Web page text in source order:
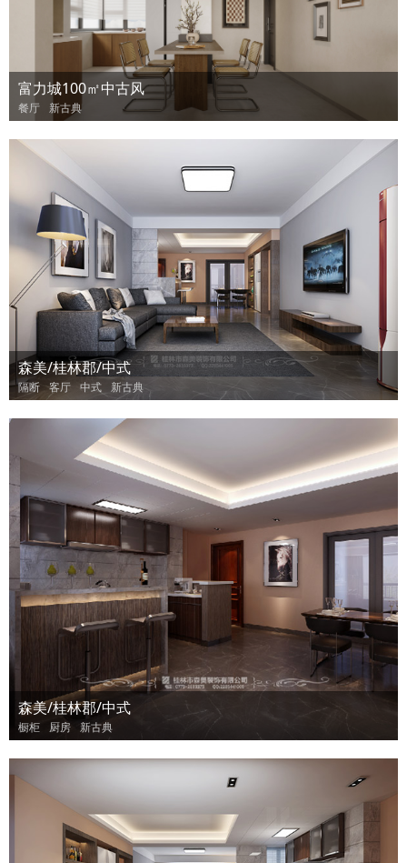
富力城100㎡中古风
餐厅 新古典
森美/桂林郡/中式
隔断 客厅 中式 新古典
森美/桂林郡/中式
橱柜 厨房 新古典